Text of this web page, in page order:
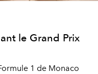
le Grand Prix
1 de Monaco